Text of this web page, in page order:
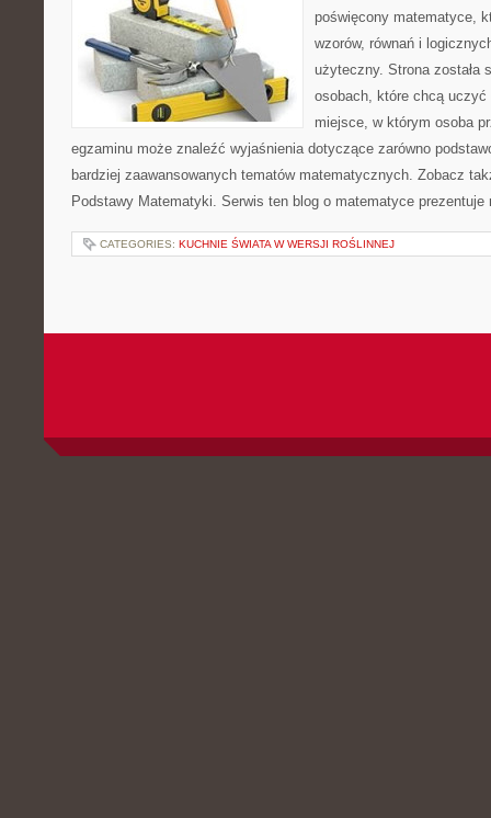
poświęcony matematyce,
wzorów, równań i
użyteczny. Strona została
osobach, które chcą
miejsce, w którym osoba
egzaminu może znaleźć wyjaśnienia dotyczące zarówno
bardziej zaawansowanych tematów matematycznych. Zobacz
Podstawy Matematyki. Serwis ten blog o matematyce
CATEGORIES: KUCHNIE ŚWIATA W WERSJI ROŚLINNEJ